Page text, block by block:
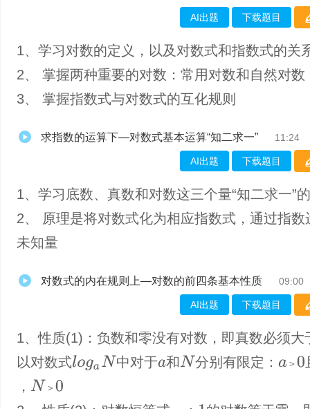
AI出题 下载题目
1、学习对数的定义，以及对数式和指数式的关
2、 掌握两种重要的对数：常用对数和自然对数
3、 掌握指数式与对数式的互化规则
求指数的运算下—对数式基本运算“知二求一” 11:24
AI出题 下载题目
1、学习底数、真数和对数这三个量“知二求一”
2、 原理是将对数式化为相应指数式，通过指数
未知量
对数式的内在规则上—对数的前四条基本性质 09:00
AI出题 下载题目
1、性质(1)：负数和零没有对数，即真数必须大
以对数式logaN 中对于a 和 N 分别有限定： ＞
a＞ 0
，
＞
N＞ 0